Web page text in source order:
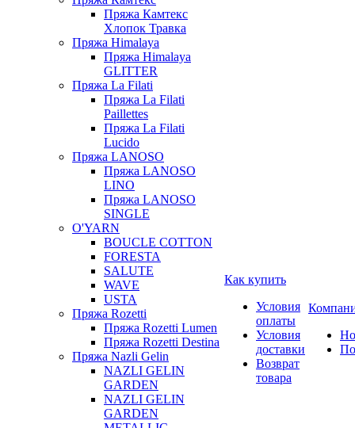
Пряжа Камтекс
Хлопок Травка
Пряжа Himalaya
Пряжа Himalaya
GLITTER
Пряжа La Filati
Пряжа La Filati
Paillettes
Пряжа La Filati
Lucido
Пряжа LANOSO
Пряжа LANOSO
LINO
Пряжа LANOSO
SINGLE
O'YARN
BOUCLE COTTON
FORESTA
SALUTE
WAVE
USTA
Пряжа Rozetti
Пряжа Rozetti Lumen
Пряжа Rozetti Destina
Пряжа Nazli Gelin
NAZLI GELIN
GARDEN
NAZLI GELIN
GARDEN
Как купить
Условия
оплаты
Условия
доставки
Возврат
товара